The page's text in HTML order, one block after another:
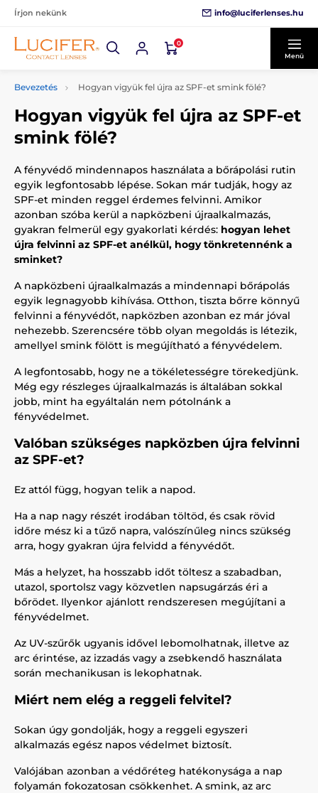
Írjon nekünk info@luciferlenses.hu
0
Menü
Bevezetés Hogyan vigyük fel újra az SPF-et smink fölé?
Hogyan vigyük fel újra az SPF-et
smink fölé?
A fényvédő mindennapos használata a bőrápolási rutin
egyik legfontosabb lépése. Sokan már tudják, hogy az
SPF-et minden reggel érdemes felvinni. Amikor
azonban szóba kerül a napközbeni újraalkalmazás,
gyakran felmerül egy gyakorlati kérdés: hogyan lehet
újra felvinni az SPF-et anélkül, hogy tönkretennénk a
sminket?
A napközbeni újraalkalmazás a mindennapi bőrápolás
egyik legnagyobb kihívása. Otthon, tiszta bőrre könnyű
felvinni a fényvédőt, napközben azonban ez már jóval
nehezebb. Szerencsére több olyan megoldás is létezik,
amellyel smink fölött is megújítható a fényvédelem.
A legfontosabb, hogy ne a tökéletességre törekedjünk.
Még egy részleges újraalkalmazás is általában sokkal
jobb, mint ha egyáltalán nem pótolnánk a
fényvédelmet.
Valóban szükséges napközben újra felvinni
az SPF-et?
Ez attól függ, hogyan telik a napod.
Ha a nap nagy részét irodában töltöd, és csak rövid
időre mész ki a tűző napra, valószínűleg nincs szükség
arra, hogy gyakran újra felvidd a fényvédőt.
Más a helyzet, ha hosszabb időt töltesz a szabadban,
utazol, sportolsz vagy közvetlen napsugárzás éri a
bőrödet. Ilyenkor ajánlott rendszeresen megújítani a
fényvédelmet.
Az UV-szűrők ugyanis idővel lebomolhatnak, illetve az
arc érintése, az izzadás vagy a zsebkendő használata
során mechanikusan is lekophatnak.
Miért nem elég a reggeli felvitel?
Sokan úgy gondolják, hogy a reggeli egyszeri
alkalmazás egész napos védelmet biztosít.
Valójában azonban a védőréteg hatékonysága a nap
folyamán fokozatosan csökkenhet. A smink, az arc